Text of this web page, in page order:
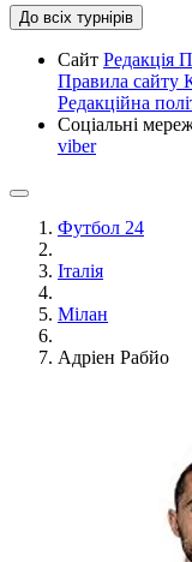
До всіх турнірів
Сайт Редакція
Правила сайту
Редакційна
Соціальні
viber
Футбол 24
Італія
Мілан
Адріен Рабйо